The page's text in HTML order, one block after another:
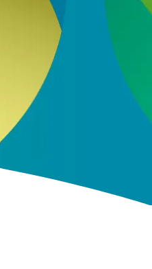
política de
ENVIAR